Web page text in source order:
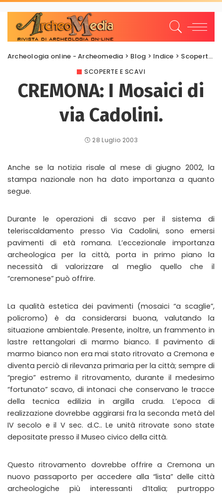
Archeologia online - Archeomedia > Blog > Indice > Scoperte e scavi
SCOPERTE E SCAVI
CREMONA: I Mosaici di
via Cadolini.
28 Luglio 2003
Anche se la notizia risale al mese di giugno 2002, la
stampa nazionale non ha dato importanza a quanto
segue.
Durante le operazioni di scavo per il sistema di
teleriscaldamento presso Via Cadolini, sono emersi
pavimenti di età romana. L’eccezionale importanza
archeologica per la città, porta in primo piano la
necessità di valorizzare al meglio quello che il
“cremonese” può offrire.
La qualità estetica dei pavimenti (mosaici “a scaglie”,
policromo) è da considerarsi buona, valutando la
situazione ambientale. Presente, inoltre, un frammento in
lastre rettangolari di marmo bianco. Il pavimento di
marmo bianco non era mai stato ritrovato a Cremona e
diventa perciò di rilevanza primaria per la città; sempre di
“pregio” estremo il ritrovamento, durante il medesimo
“fortunato” scavo, di intonaci che conservano le tracce
della tecnica edilizia in argilla cruda. L’epoca di
realizzazione dovrebbe aggirarsi fra la seconda metà del
IV secolo e il V sec. d.C.. Le unità ritrovate sono state
depositate presso il Museo civico della città.
Questo ritrovamento dovrebbe offrire a Cremona un
nuovo passaporto per accedere alla “lista” delle città
archeologiche più interessanti d’Italia; purtroppo